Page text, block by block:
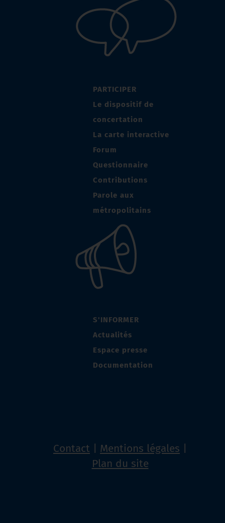
PARTICIPER
Le dispositif de
concertation
La carte interactive
Forum
Questionnaire
Contributions
Parole aux
métropolitains
S'INFORMER
Actualités
Espace presse
Documentation
Contact
Mentions légales
Plan du site